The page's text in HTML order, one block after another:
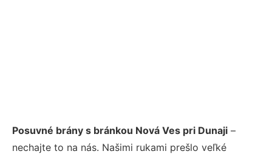
Posuvné brány s bránkou Nová Ves pri Dunaji –
nechajte to na nás. Našimi rukami prešlo veľké